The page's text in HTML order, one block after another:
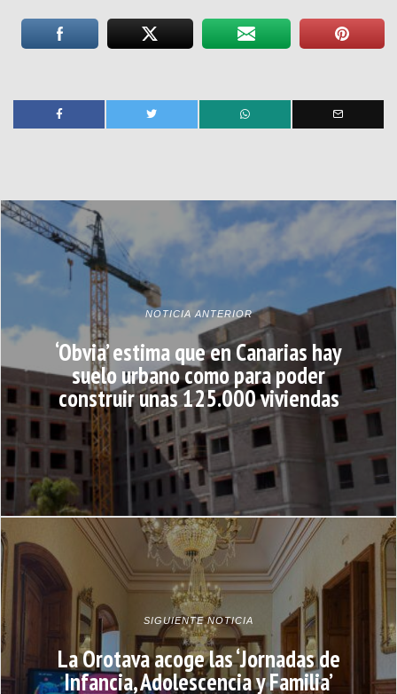
NOTICIA ANTERIOR
‘Obvia’ estima que en Canarias hay
suelo urbano como para poder
construir unas 125.000 viviendas
SIGUIENTE NOTICIA
La Orotava acoge las ‘Jornadas de
Infancia, Adolescencia y Familia’